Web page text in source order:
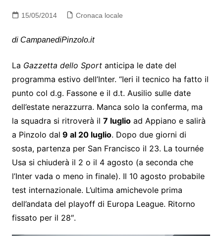
15/05/2014 Cronaca locale
di CampanediPinzolo.it
La Gazzetta dello Sportanticipa le date del
programma estivo dell’Inter. “Ieri il tecnico ha fatto il
punto col d.g. Fassone e il d.t. Ausilio sulle date
dell’estate nerazzurra. Manca solo la conferma, ma
la squadra si ritroverà il 7 luglioad Appiano e salirà
a Pinzolo dal 9 al 20 luglio. Dopo due giorni di
sosta, partenza per San Francisco il 23. La tournée
Usa si chiuderà il 2 o il 4 agosto (a seconda che
l’Inter vada o meno in finale). Il 10 agosto probabile
test internazionale. L’ultima amichevole prima
dell’andata del playoff di Europa League. Ritorno
fissato per il 28″.